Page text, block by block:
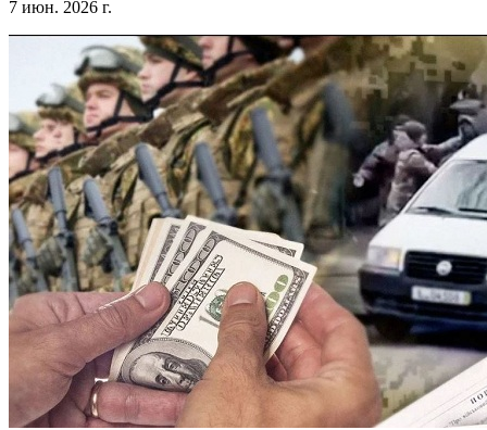
7 июн. 2026 г.